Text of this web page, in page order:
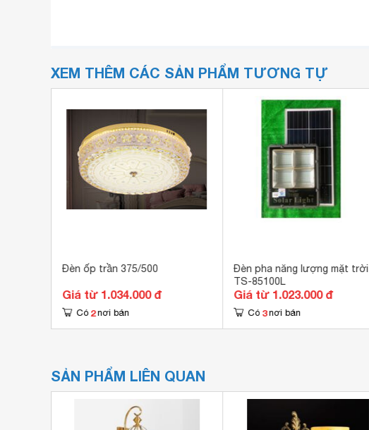
XEM THÊM CÁC SẢN PHẨM TƯƠNG TỰ
Đèn ốp trần 375/500
Giá từ 1.034.000 đ
Có 2 nơi bán
Đèn pha năng lượng mặt trời
TS-85100L
Giá từ 1.023.000 đ
Có 3 nơi bán
SẢN PHẨM LIÊN QUAN